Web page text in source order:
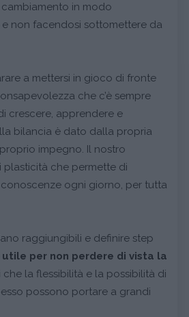
in modo
non facendosi sottomettere da
a mettersi in gioco di fronte
che c’è sempre
crescere, apprendere e
bilancia è dato dalla propria
impegno. Il nostro
che permette di
ogni giorno, per tutta
raggiungibili e definire step
utile per non perdere di vista la
che la flessibilità e la possibilità di
possono portare a grandi